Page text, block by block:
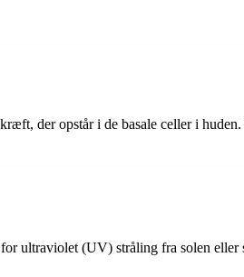
der opstår i de basale celler i
ultraviolet (UV) stråling fra solen